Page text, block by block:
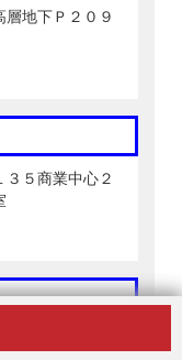
地下Ｐ２０９
５商業中心２
業中心１Ｃ室